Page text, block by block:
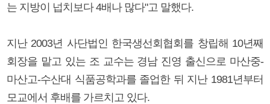
는 지방이 넙치보다 4배나 많다"고 말했다.
지난 2003년 사단법인 한국생선회협회를 창립해 10년째
회장을 맡고 있는 조 교수는 경남 진영 출신으로 마산중-
마산고-수산대 식품공학과를 졸업한 뒤 지난 1981년부터
모교에서 후배를 가르치고 있다.